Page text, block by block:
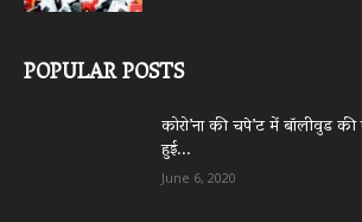
POPULAR POSTS
कोरो’ना की चपे’ट में बॉलीवुड
हुई...
June 6, 2020